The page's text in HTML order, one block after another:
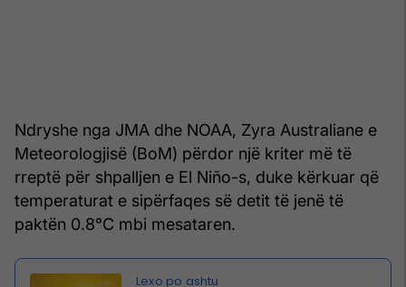
Ndryshe nga JMA dhe NOAA, Zyra Australiane e
Meteorologjisë (BoM) përdor një kriter më të
rreptë për shpalljen e El Niño-s, duke kërkuar që
temperaturat e sipërfaqes së detit të jenë të
paktën 0.8°C mbi mesataren.